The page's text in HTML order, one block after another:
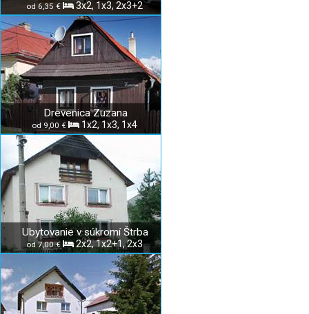
od 6,35 € 3x2, 1x3, 2x3+2
Drevenica Zuzana
od 9,00 € 1x2, 1x3, 1x4
Ubytovanie v súkromí Štrba
od 7,00 € 2x2, 1x2+1, 2x3